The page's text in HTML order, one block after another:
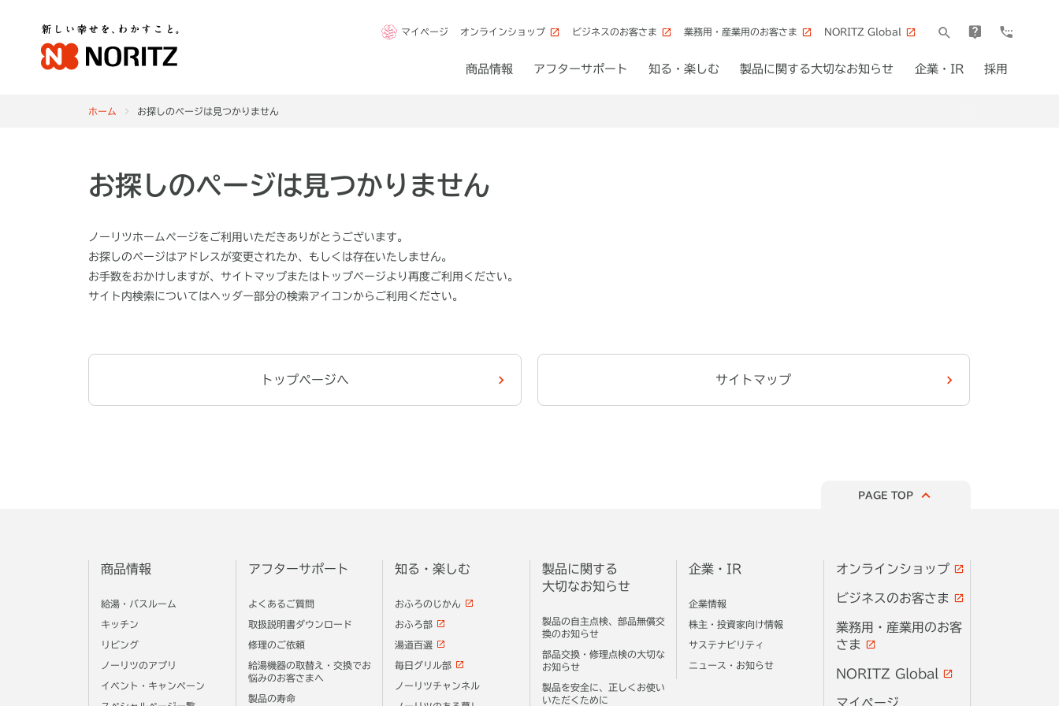
マイページ オンラインショップ ビジネスのお客さま 業務用・産業用のお客さま NORITZ Global
商品情報 アフターサポート 知る・楽しむ 製品に関する大切なお知らせ 企業・IR 採用
ホーム お探しのページは見つかりません
お探しのページは見つかりません
ノーリツホームページをご利用いただきありがとうございます。
お探しのページはアドレスが変更されたか、もしくは存在いたしません。
お手数をおかけしますが、サイトマップまたはトップページより再度ご利用ください。
サイト内検索についてはヘッダー部分の検索アイコンからご利用ください。
トップページへ サイトマップ
PAGE TOP
商品情報
給湯・バスルーム
キッチン
リビング
ノーリツのアプリ
イベント・キャンペーン
アフターサポート
よくあるご質問
取扱説明書ダウンロード
修理のご依頼
給湯機器の取替え・交換でお
悩みのお客さまへ
製品の寿命
知る・楽しむ
おふろのじかん
おふろ部
湯道百選
毎日グリル部
ノーリツチャンネル
製品に関する
大切なお知らせ
製品の自主点検、部品無償交
換のお知らせ
部品交換・修理点検の大切な
お知らせ
製品を安全に、正しくお使い
いただくために
企業・IR
企業情報
株主・投資家向け情報
サステナビリティ
ニュース・お知らせ
オンラインショップ
ビジネスのお客さま
業務用・産業用のお客
さま
NORITZ Global
マイページ